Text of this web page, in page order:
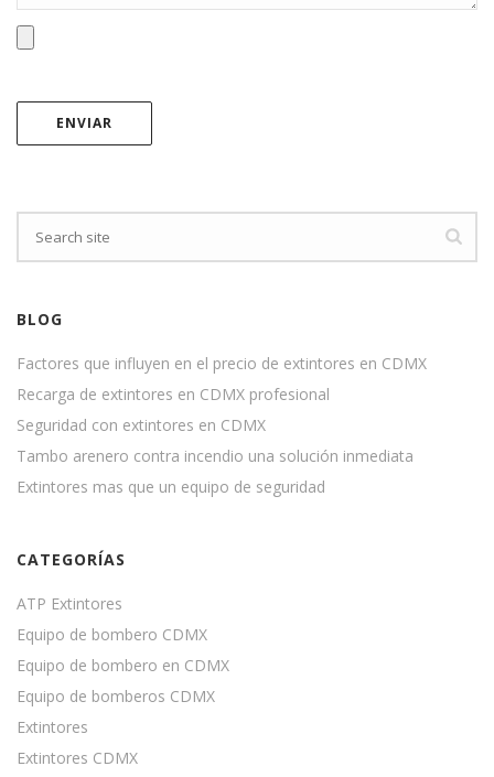
BLOG
Factores que influyen en el precio de extintores en CDMX
Recarga de extintores en CDMX profesional
Seguridad con extintores en CDMX
Tambo arenero contra incendio una solución inmediata
Extintores mas que un equipo de seguridad
CATEGORÍAS
ATP Extintores
Equipo de bombero CDMX
Equipo de bombero en CDMX
Equipo de bomberos CDMX
Extintores
Extintores CDMX